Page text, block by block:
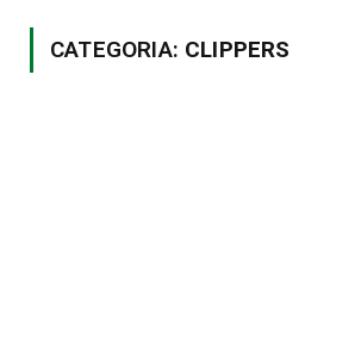
CATEGORIA: CLIPPERS